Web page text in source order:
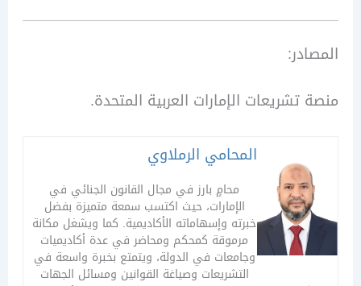
الإمارات العربية المتحدة.
المحامي الرملاوي
محامٍ بارز في مجال القانون الجنائي في
الإمارات، حيث اكتسب سمعة متميزة بفضل
خبرته وإسهاماته الأكاديمية. كما ويشغل مكانة
مرموقة كمحكم ومحاضر في عدة أكاديميات
وجامعات في الدولة، ويتمتع بخبرة واسعة في
التشريعات وصياغة القوانين ومسائل الجهات